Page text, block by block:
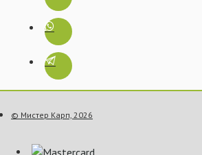
© Мистер Карп, 2026